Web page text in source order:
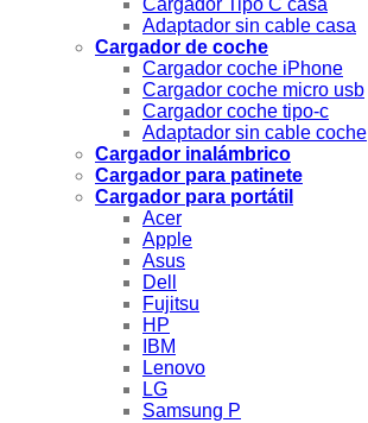
Adaptador sin cable casa
Cargador de coche
Cargador coche iPhone
Cargador coche micro usb
Cargador coche tipo-c
Adaptador sin cable coche
Cargador inalámbrico
Cargador para patinete
Cargador para portátil
Acer
Apple
Asus
Dell
Fujitsu
HP
IBM
Lenovo
LG
Samsung P